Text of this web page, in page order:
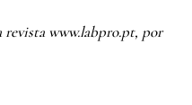
www.labpro.pt, por